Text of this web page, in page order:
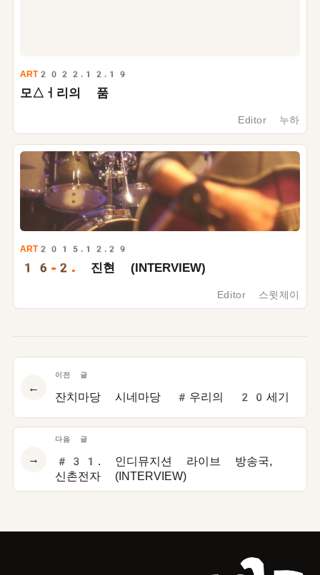
ART2022.12.19
모△ㅓ리의 품
Editor 누하
ART2015.12.29
16-2. 진현 (INTERVIEW)
Editor 스윗제이
←
이전 글
잔치마당 시네마당 #우리의 20세기
다음 글
#31. 인디뮤지션 라이브 방송국,
신촌전자 (INTERVIEW)
→